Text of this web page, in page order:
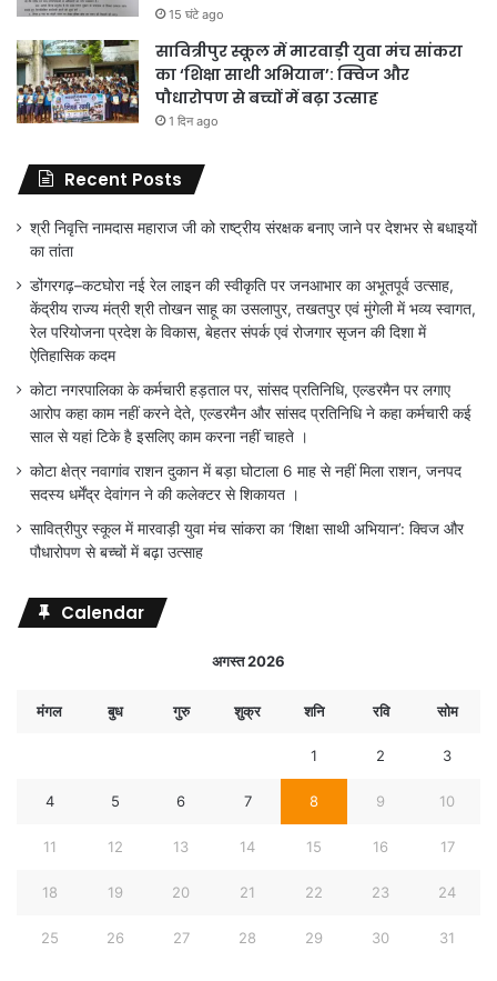
15 घंटे ago
सावित्रीपुर स्कूल में मारवाड़ी युवा मंच सांकरा
का ‘शिक्षा साथी अभियान’: क्विज और
पौधारोपण से बच्चों में बढ़ा उत्साह
1 दिन ago
Recent Posts
श्री निवृत्ति नामदास महाराज जी को राष्ट्रीय संरक्षक बनाए जाने पर देशभर से बधाइयों
का तांता
डोंगरगढ़–कटघोरा नई रेल लाइन की स्वीकृति पर जनआभार का अभूतपूर्व उत्साह,
केंद्रीय राज्य मंत्री श्री तोखन साहू का उसलापुर, तखतपुर एवं मुंगेली में भव्य स्वागत,
रेल परियोजना प्रदेश के विकास, बेहतर संपर्क एवं रोजगार सृजन की दिशा में
ऐतिहासिक कदम
कोटा नगरपालिका के कर्मचारी हड़ताल पर, सांसद प्रतिनिधि, एल्डरमैन पर लगाए
आरोप कहा काम नहीं करने देते, एल्डरमैन और सांसद प्रतिनिधि ने कहा कर्मचारी कई
साल से यहां टिके है इसलिए काम करना नहीं चाहते ।
कोटा क्षेत्र नवागांव राशन दुकान में बड़ा घोटाला 6 माह से नहीं मिला राशन, जनपद
सदस्य धर्मेंद्र देवांगन ने की कलेक्टर से शिकायत ।
सावित्रीपुर स्कूल में मारवाड़ी युवा मंच सांकरा का ‘शिक्षा साथी अभियान’: क्विज और
पौधारोपण से बच्चों में बढ़ा उत्साह
Calendar
अगस्त 2026
मंगल बुध गुरु शुक्र शनि रवि सोम
1 2 3
4 5 6 7 8 9 10
11 12 13 14 15 16 17
18 19 20 21 22 23 24
25 26 27 28 29 30 31